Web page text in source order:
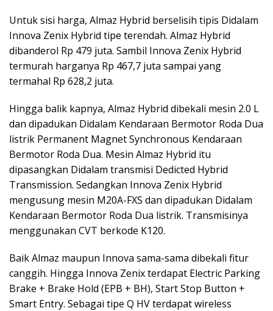
Untuk sisi harga, Almaz Hybrid berselisih tipis Didalam
Innova Zenix Hybrid tipe terendah. Almaz Hybrid
dibanderol Rp 479 juta. Sambil Innova Zenix Hybrid
termurah harganya Rp 467,7 juta sampai yang
termahal Rp 628,2 juta.
Hingga balik kapnya, Almaz Hybrid dibekali mesin 2.0 L
dan dipadukan Didalam Kendaraan Bermotor Roda Dua
listrik Permanent Magnet Synchronous Kendaraan
Bermotor Roda Dua. Mesin Almaz Hybrid itu
dipasangkan Didalam transmisi Dedicted Hybrid
Transmission. Sedangkan Innova Zenix Hybrid
mengusung mesin M20A-FXS dan dipadukan Didalam
Kendaraan Bermotor Roda Dua listrik. Transmisinya
menggunakan CVT berkode K120.
Baik Almaz maupun Innova sama-sama dibekali fitur
canggih. Hingga Innova Zenix terdapat Electric Parking
Brake + Brake Hold (EPB + BH), Start Stop Button +
Smart Entry. Sebagai tipe Q HV terdapat wireless